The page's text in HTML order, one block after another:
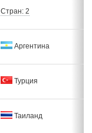
Стран: 2
Аргентина
Турция
Таиланд